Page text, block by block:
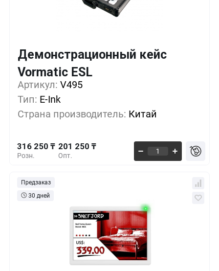
Демонстрационный кейс
Vormatic ESL
Артикул: V495
Тип: E-Ink
Страна производитель: Китай
Розн.
316 250 ₸
Опт.
201 250 ₸
Кол-во Выгода
1+ 0%
5+
10+ -18%
Предзаказ
30 дней